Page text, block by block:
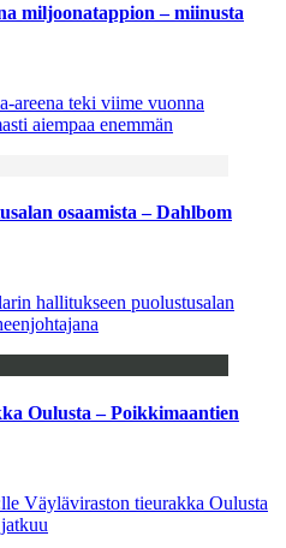
miljoonatappion – miinusta
areena teki viime vuonna
aiempaa enemmän
osaamista – Dahlbom
hallitukseen puolustusalan
Oulusta – Poikkimaantien
Väyläviraston tieurakka Oulusta